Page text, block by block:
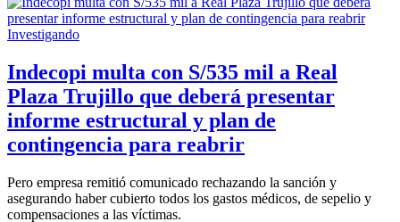
Investigando
Indecopi multa con S/535 mil a Real
Plaza Trujillo que deberá presentar
informe estructural y plan de
contingencia para reabrir
Pero empresa remitió comunicado rechazando la sanción y
asegurando haber cubierto todos los gastos médicos, de sepelio y
compensaciones a las víctimas.